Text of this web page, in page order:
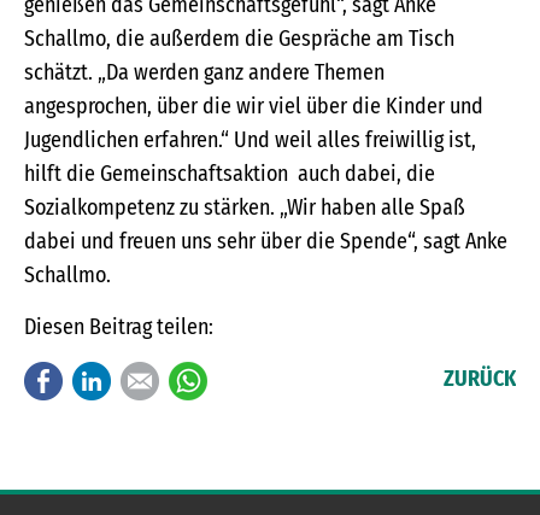
Schallmo, die außerdem die Gespräche am Tisch
schätzt. „Da werden ganz andere Themen
angesprochen, über die wir viel über die Kinder und
Jugendlichen erfahren.“ Und weil alles freiwillig ist,
hilft die Gemeinschaftsaktion auch dabei, die
Sozialkompetenz zu stärken. „Wir haben alle Spaß
dabei und freuen uns sehr über die Spende“, sagt Anke
Schallmo.
Diesen Beitrag teilen:
FacebookLinkedInE-mail ZURÜCK